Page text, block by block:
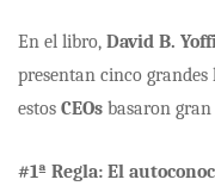
En el libro, David B.
presentan cinco grandes
estos CEOs basaron
#1ª Regla: El